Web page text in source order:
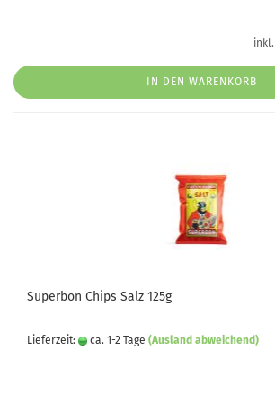
inkl.
IN DEN WARENKORB
Superbon Chips Salz 125g
Lieferzeit: ca. 1-2 Tage (Ausland abweichend)